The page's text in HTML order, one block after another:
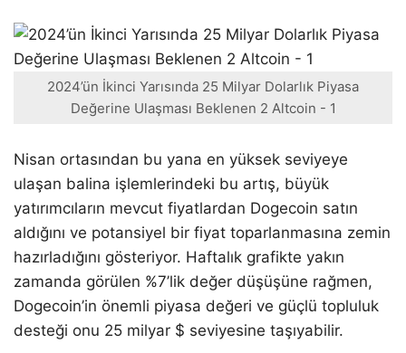
2024’ün İkinci Yarısında 25 Milyar Dolarlık Piyasa
Değerine Ulaşması Beklenen 2 Altcoin - 1
Nisan ortasından bu yana en yüksek seviyeye
ulaşan balina işlemlerindeki bu artış, büyük
yatırımcıların mevcut fiyatlardan Dogecoin satın
aldığını ve potansiyel bir fiyat toparlanmasına zemin
hazırladığını gösteriyor. Haftalık grafikte yakın
zamanda görülen %7’lik değer düşüşüne rağmen,
Dogecoin’in önemli piyasa değeri ve güçlü topluluk
desteği onu 25 milyar $ seviyesine taşıyabilir.